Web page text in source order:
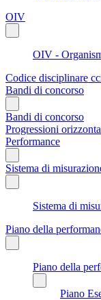
OIV
OIV -
Codice disciplinare
Bandi di concorso
Bandi di concorso
Progressioni
Performance
Sistema di
Sistema di
Piano della
Piano della
Piano